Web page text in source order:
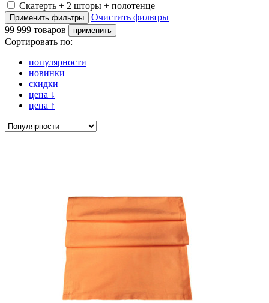
Скатерть + 2 шторы + полотенце
Очистить фильтры
99 999 товаров
Сортировать по:
популярности
новинки
скидки
цена ↓
цена ↑